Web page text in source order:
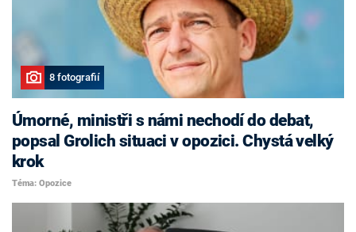
8 fotografií
Úmorné, ministři s námi nechodí do debat,
popsal Grolich situaci v opozici. Chystá velký
krok
Téma: Opozice